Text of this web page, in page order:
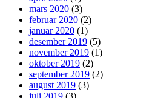
mars 2020 (3)
februar 2020 (2)
januar 2020 (1)
desember 2019 (5)
november 2019 (1)
oktober 2019 (2)
september 2019 (2)
august 2019 (3)